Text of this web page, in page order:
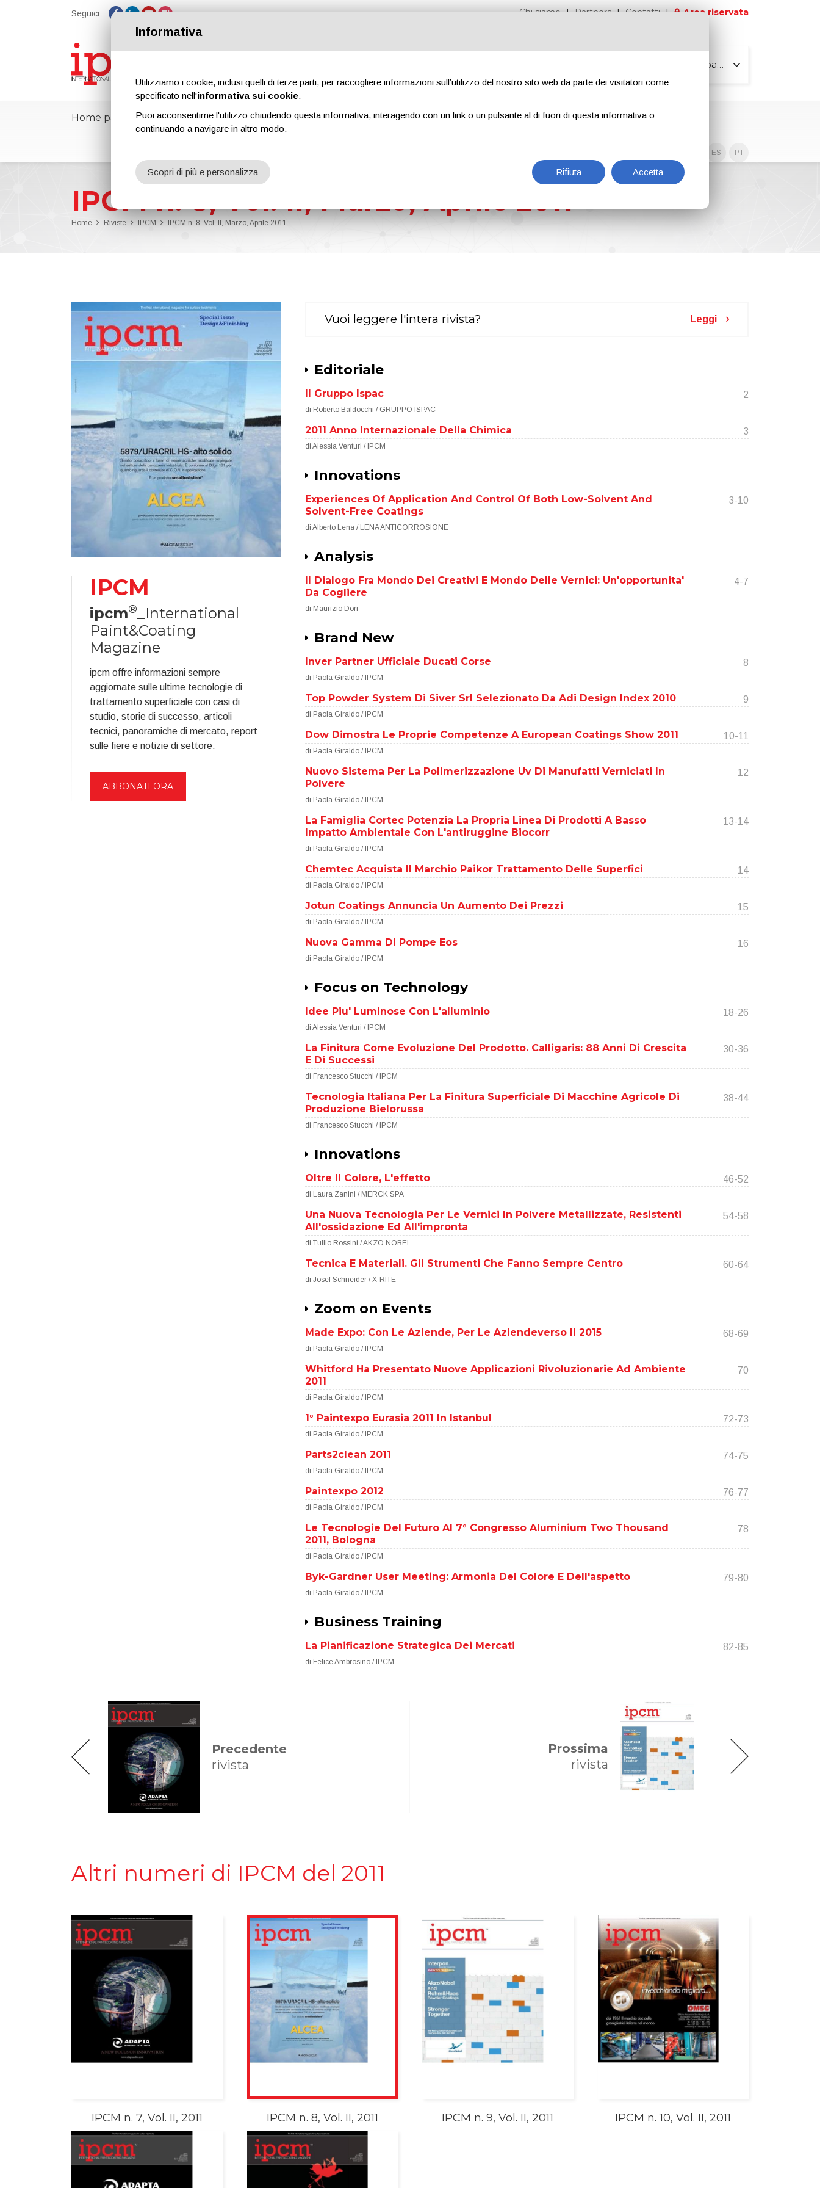
Seguici Chi siamo Partners Contatti Area riservata
Tutte le pagine
Home page ipcmPedia Notizie Fiere Formazione Riviste Pubblicità Blog Contenuti esclusivi
ES PT
IPCM n. 8, Vol. II, Marzo, Aprile 2011
Home Riviste IPCM IPCM n. 8, Vol. II, Marzo, Aprile 2011
IPCM
ipcm®_International
Paint&Coating
Magazine
ipcm offre informazioni sempre
aggiornate sulle ultime tecnologie di
trattamento superficiale con casi di
studio, storie di successo, articoli
tecnici, panoramiche di mercato, report
sulle fiere e notizie di settore.
ABBONATI ORA
Vuoi leggere l'intera rivista? Leggi
Editoriale
Il Gruppo Ispac 2
di Roberto Baldocchi / GRUPPO ISPAC
2011 Anno Internazionale Della Chimica 3
di Alessia Venturi / IPCM
Innovations
Experiences Of Application And Control Of Both Low-Solvent And
Solvent-Free Coatings
3-10
di Alberto Lena / LENA ANTICORROSIONE
Analysis
Il Dialogo Fra Mondo Dei Creativi E Mondo Delle Vernici: Un'opportunita'
Da Cogliere
4-7
di Maurizio Dori
Brand New
Inver Partner Ufficiale Ducati Corse 8
di Paola Giraldo / IPCM
Top Powder System Di Siver Srl Selezionato Da Adi Design Index 2010 9
di Paola Giraldo / IPCM
Dow Dimostra Le Proprie Competenze A European Coatings Show 2011 10-11
di Paola Giraldo / IPCM
Nuovo Sistema Per La Polimerizzazione Uv Di Manufatti Verniciati In
Polvere
12
di Paola Giraldo / IPCM
La Famiglia Cortec Potenzia La Propria Linea Di Prodotti A Basso
Impatto Ambientale Con L'antiruggine Biocorr
13-14
di Paola Giraldo / IPCM
Chemtec Acquista Il Marchio Paikor Trattamento Delle Superfici 14
di Paola Giraldo / IPCM
Jotun Coatings Annuncia Un Aumento Dei Prezzi 15
di Paola Giraldo / IPCM
Nuova Gamma Di Pompe Eos 16
di Paola Giraldo / IPCM
Focus on Technology
Idee Piu' Luminose Con L'alluminio 18-26
di Alessia Venturi / IPCM
La Finitura Come Evoluzione Del Prodotto. Calligaris: 88 Anni Di Crescita
E Di Successi
30-36
di Francesco Stucchi / IPCM
Tecnologia Italiana Per La Finitura Superficiale Di Macchine Agricole Di
Produzione Bielorussa
38-44
di Francesco Stucchi / IPCM
Innovations
Oltre Il Colore, L'effetto 46-52
di Laura Zanini / MERCK SPA
Una Nuova Tecnologia Per Le Vernici In Polvere Metallizzate, Resistenti
All'ossidazione Ed All'impronta
54-58
di Tullio Rossini / AKZO NOBEL
Tecnica E Materiali. Gli Strumenti Che Fanno Sempre Centro 60-64
di Josef Schneider / X-RITE
Zoom on Events
Made Expo: Con Le Aziende, Per Le Aziendeverso Il 2015 68-69
di Paola Giraldo / IPCM
Whitford Ha Presentato Nuove Applicazioni Rivoluzionarie Ad Ambiente
2011
70
di Paola Giraldo / IPCM
1° Paintexpo Eurasia 2011 In Istanbul 72-73
di Paola Giraldo / IPCM
Parts2clean 2011 74-75
di Paola Giraldo / IPCM
Paintexpo 2012 76-77
di Paola Giraldo / IPCM
Le Tecnologie Del Futuro Al 7° Congresso Aluminium Two Thousand
2011, Bologna
78
di Paola Giraldo / IPCM
Byk-Gardner User Meeting: Armonia Del Colore E Dell'aspetto 79-80
di Paola Giraldo / IPCM
Business Training
La Pianificazione Strategica Dei Mercati 82-85
di Felice Ambrosino / IPCM
Precedente
rivista
Prossima
rivista
Altri numeri di IPCM del 2011
IPCM n. 7, Vol. II, 2011 IPCM n. 8, Vol. II, 2011 IPCM n. 9, Vol. II, 2011 IPCM n. 10, Vol. II, 2011
Informativa
Utilizziamo i cookie, inclusi quelli di terze parti, per raccogliere informazioni sull’utilizzo del nostro sito web da parte dei visitatori come
specificato nell'informativa sui cookie.
Puoi acconsentirne l'utilizzo chiudendo questa informativa, interagendo con un link o un pulsante al di fuori di questa informativa o
continuando a navigare in altro modo.
Rifiuta Accetta
Scopri di più e personalizza